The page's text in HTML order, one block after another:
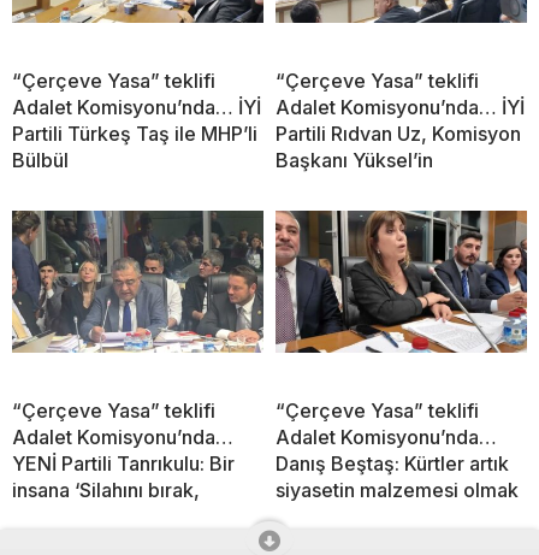
“Çerçeve Yasa” teklifi
Adalet Komisyonu’nda… İYİ
Partili Türkeş Taş ile MHP’li
Bülbül
“Çerçeve Yasa” teklifi
Adalet Komisyonu’nda… İYİ
Partili Rıdvan Uz, Komisyon
Başkanı Yüksel’in
“Çerçeve Yasa” teklifi
Adalet Komisyonu’nda…
YENİ Partili Tanrıkulu: Bir
insana ‘Silahını bırak,
“Çerçeve Yasa” teklifi
Adalet Komisyonu’nda…
Danış Beştaş: Kürtler artık
siyasetin malzemesi olmak